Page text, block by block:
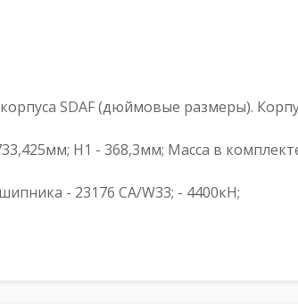
SDAF (дюймовые размеры).
H1 - 368,3мм; Масса в
- 23176 CA/W33; - 4400кН;